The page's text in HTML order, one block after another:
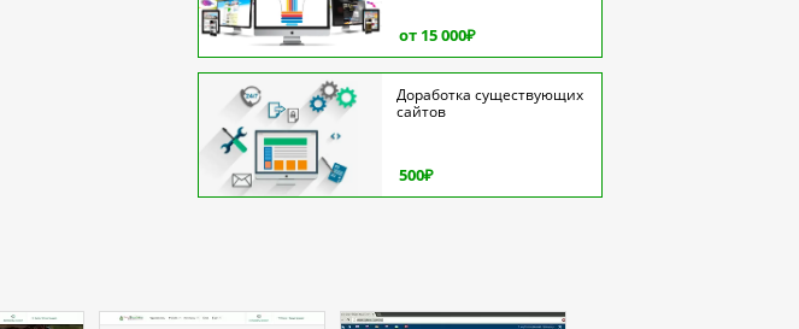
от 15 000₽
Доработка существующих
сайтов
500₽